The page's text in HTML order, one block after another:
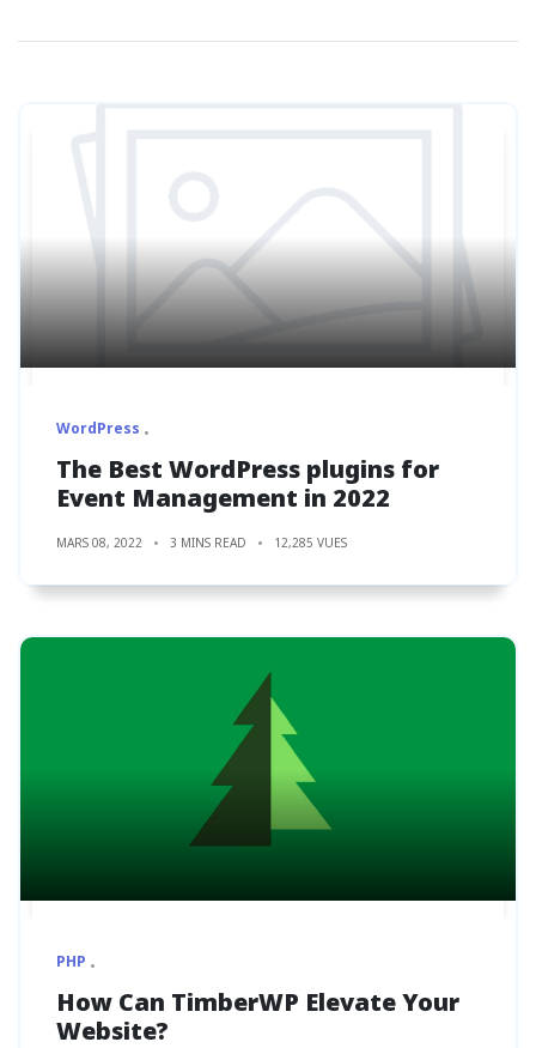
WordPress
The Best WordPress plugins for
Event Management in 2022
MARS 08, 2022 3 MINS READ 12,285 VUES
PHP
How Can TimberWP Elevate Your
Website?